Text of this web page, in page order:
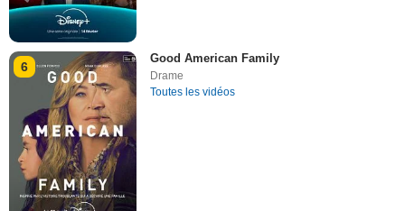
6
Good American Family
Drame
Toutes les vidéos